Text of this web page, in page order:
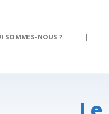
SOMMES-NOUS ? |